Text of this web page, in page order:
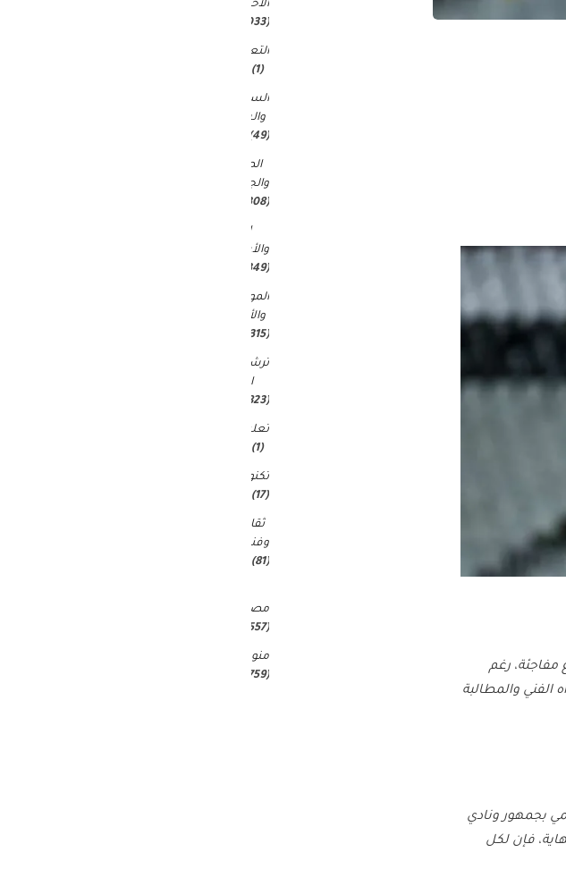
مفاجئة، رغم
والمطالبة
بجمهور ونادي
فإن لكل
الاخبار
(9٬033)
التعليم
(1)
السياحة
والسفر
(49)
الصحة
والجمال
(15٬308)
والأعمال
(349)
الموضة
والأزياء
(315)
ترشيحات
المحرر
(4٬823)
تعليم
(1)
تكنولوجيا
(17)
ثقافة
وفنون
(81)
مصنف
(25٬557)
منوعات
(4٬759)